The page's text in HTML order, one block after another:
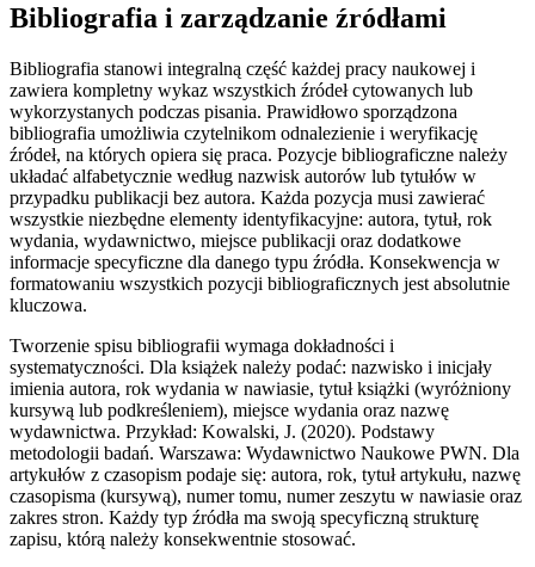
Bibliografia i zarządzanie źródłami
Bibliografia stanowi integralną część każdej pracy naukowej i
zawiera kompletny wykaz wszystkich źródeł cytowanych lub
wykorzystanych podczas pisania. Prawidłowo sporządzona
bibliografia umożliwia czytelnikom odnalezienie i weryfikację
źródeł, na których opiera się praca. Pozycje bibliograficzne należy
układać alfabetycznie według nazwisk autorów lub tytułów w
przypadku publikacji bez autora. Każda pozycja musi zawierać
wszystkie niezbędne elementy identyfikacyjne: autora, tytuł, rok
wydania, wydawnictwo, miejsce publikacji oraz dodatkowe
informacje specyficzne dla danego typu źródła. Konsekwencja w
formatowaniu wszystkich pozycji bibliograficznych jest absolutnie
kluczowa.
Tworzenie spisu bibliografii wymaga dokładności i
systematyczności. Dla książek należy podać: nazwisko i inicjały
imienia autora, rok wydania w nawiasie, tytuł książki (wyróżniony
kursywą lub podkreśleniem), miejsce wydania oraz nazwę
wydawnictwa. Przykład: Kowalski, J. (2020). Podstawy
metodologii badań. Warszawa: Wydawnictwo Naukowe PWN. Dla
artykułów z czasopism podaje się: autora, rok, tytuł artykułu, nazwę
czasopisma (kursywą), numer tomu, numer zeszytu w nawiasie oraz
zakres stron. Każdy typ źródła ma swoją specyficzną strukturę
zapisu, którą należy konsekwentnie stosować.